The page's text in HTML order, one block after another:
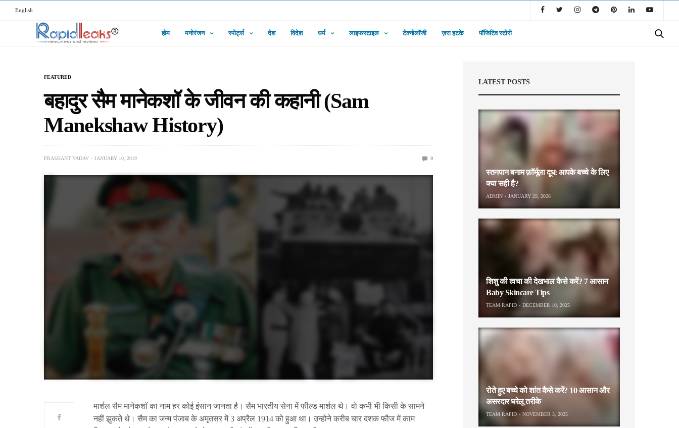
English
होम मनोरंजन स्पोर्ट्स देश विदेश धर्म लाइफस्टाइल टेक्नोलॉजी ज़रा हटके पॉजिटिव स्टोरी
FEATURED
बहादुर सैम मानेकशॉ के जीवन की कहानी (Sam
Manekshaw History)
PRASHANT YADAV JANUARY 10, 2019 0
मार्शल सैम मानेकशॉ का नाम हर कोई इंसान जानता है। सैम भारतीय सेना में फील्‍ड मार्शल थे। वो कभी भी किसी के सामने
नहीं झुकते थे। सैम का जन्म पंजाब के अमृतसर में 3 अप्रैल 1914 को हुआ था। उन्होने करीब चार दशक फौज में काम
LATEST POSTS
स्तनपान बनाम फ़ॉर्मूला दूध: आपके बच्चे के लिए
क्या सही है?
ADMIN JANUARY 29, 2026
शिशु की त्वचा की देखभाल कैसे करें? 7 आसान
Baby Skincare Tips
TEAM RAPID DECEMBER 10, 2025
रोते हुए बच्चे को शांत कैसे करें? 10 आसान और
असरदार घरेलू तरीके
TEAM RAPID NOVEMBER 3, 2025